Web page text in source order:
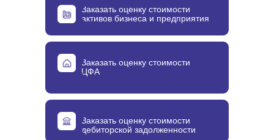
Заказать оценку стоимости
активов бизнеса и предприятия
Заказать оценку стоимости
ЦФА
Заказать оценку стоимости
дебиторской задолженности